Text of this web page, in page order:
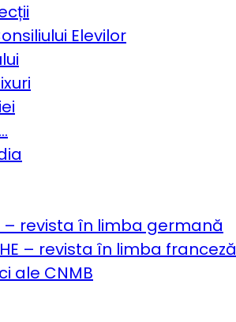
Elevilor
– revista în limba germană
– revista în limba franceză
ale CNMB